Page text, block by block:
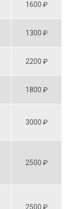
1600 ₽
1300 ₽
2200 ₽
1800 ₽
3000 ₽
2500 ₽
2500 ₽